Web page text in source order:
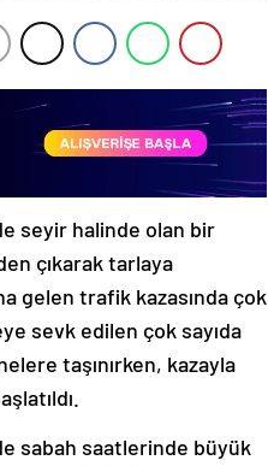
seyir halinde olan bir
çıkarak tarlaya
gelen trafik kazasında çok
sevk edilen çok sayıda
taşınırken, kazayla
sabah saatlerinde büyük